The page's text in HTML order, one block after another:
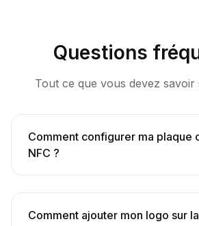
Questions
Tout ce que vous devez
Comment configurer ma plaque
NFC ?
Comment ajouter mon logo sur